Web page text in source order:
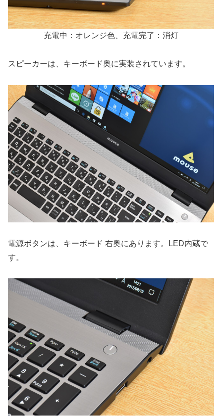
充電中：オレンジ色、充電完了：消灯
スピーカーは、キーボード奥に実装されています。
電源ボタンは、キーボード 右奥にあります。LED内蔵で
す。